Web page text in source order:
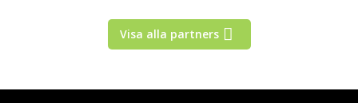
Visa alla partners